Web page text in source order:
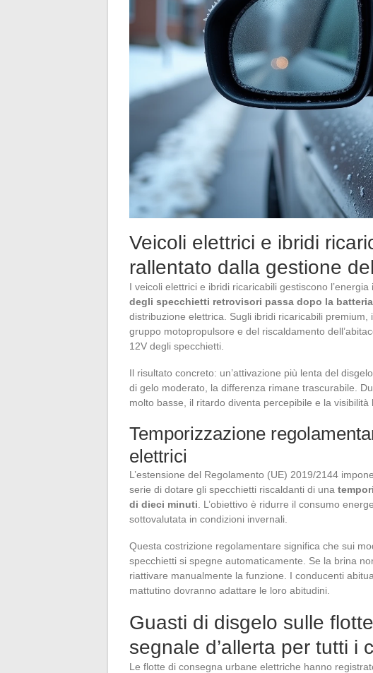
Veicoli elettrici e ibridi
rallentato dalla gestione
I veicoli elettrici e ibridi ricaricabili gestiscono
degli specchietti retrovisori passa dopo la
distribuzione elettrica. Sugli ibridi ricaricabili premium,
gruppo motopropulsore e del riscaldamento
12V degli specchietti.
Il risultato concreto: un’attivazione più lenta del
di gelo moderato, la differenza rimane trascurabile.
molto basse, il ritardo diventa percepibile e la
Temporizzazione
elettrici
L’estensione del Regolamento (UE) 2019/2144
serie di dotare gli specchietti riscaldanti di una
di dieci minuti . L’obiettivo è ridurre il consumo
sottovalutata in condizioni invernali.
Questa costrizione regolamentare significa che sui
specchietti si spegne automaticamente. Se la brina
riattivare manualmente la funzione. I conducenti
mattutino dovranno adattare le loro abitudini.
Guasti di disgelo sulle
segnale d’allerta per tutti i
Le flotte di consegna urbane elettriche hanno